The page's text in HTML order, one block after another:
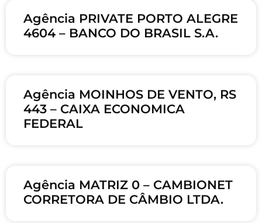
Agência PRIVATE PORTO ALEGRE
4604 – BANCO DO BRASIL S.A.
Agência MOINHOS DE VENTO, RS
443 – CAIXA ECONOMICA
FEDERAL
Agência MATRIZ 0 – CAMBIONET
CORRETORA DE CÂMBIO LTDA.